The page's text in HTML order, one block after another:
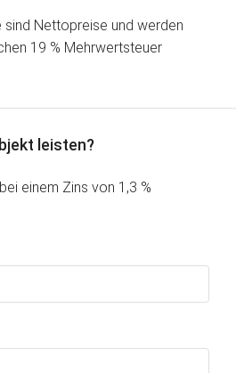
sind Nettopreise und werden
19 % Mehrwertsteuer
leisten?
einem Zins von 1,3 %